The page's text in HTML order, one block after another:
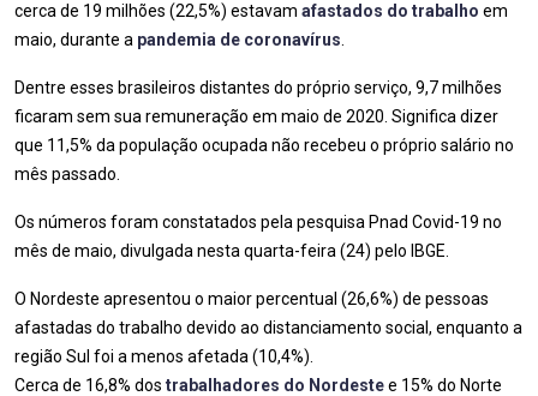
cerca de 19 milhões (22,5%) estavam afastados do trabalho em
maio, durante a pandemia de coronavírus
Dentre esses brasileiros distantes do próprio serviço, 9,7 milhões
ficaram sem sua remuneração em maio de 2020. Significa dizer
que 11,5% da população ocupada não recebeu o próprio salário no
mês passado.
Os números foram constatados pela pesquisa Pnad Covid-19 no
mês de maio, divulgada nesta quarta-feira (24) pelo IBGE.
O Nordeste apresentou o maior percentual (26,6%) de pessoas
afastadas do trabalho devido ao distanciamento social, enquanto a
região Sul foi a menos afetada (10,4%).
Cerca de 16,8% dos trabalhadores do Nordestee 15% do Norte